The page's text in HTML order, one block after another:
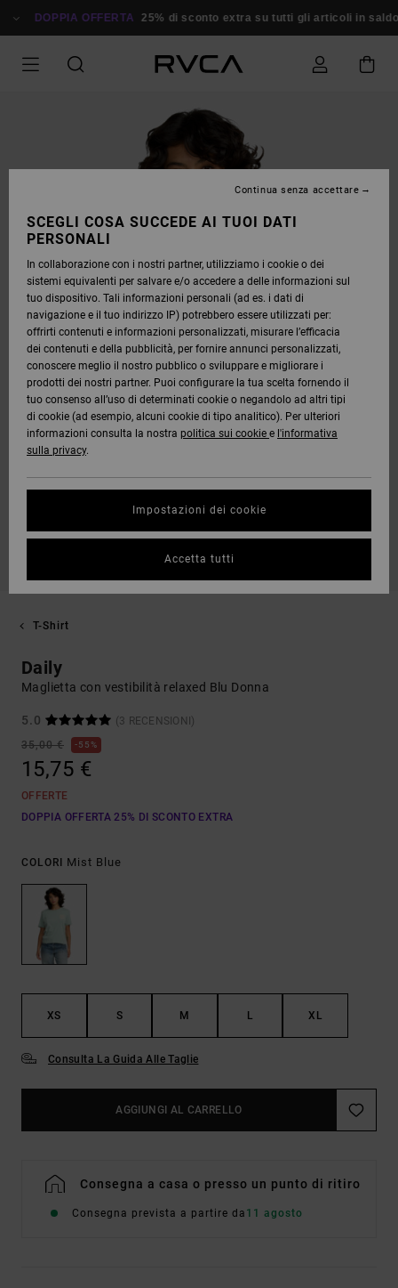
ALLEDOPPIA OFFERTA 25% di sconto extra su tutti gli articoli in saldo
T-Shirt
Daily
Maglietta con vestibilità relaxed Blu Donna
5.0
(3 RECENSIONI)
35,00 €
55%
15,75 €
OFFERTE
DOPPIA OFFERTA 25% DI SCONTO EXTRA
COLORI Mist Blue
XS S M L XL
Consulta La Guida Alle Taglie
AGGIUNGI AL CARRELLO
Consegna a casa o presso un punto di ritiro
Consegna prevista a partire da 11 agosto
SCEGLI COSA SUCCEDE AI TUOI DATI
PERSONALI
In collaborazione con i nostri partner, utilizziamo i cookie o dei
sistemi equivalenti per salvare e/o accedere a delle informazioni sul
tuo dispositivo. Tali informazioni personali (ad es. i dati di
navigazione e il tuo indirizzo IP) potrebbero essere utilizzati per:
offrirti contenuti e informazioni personalizzati, misurare l’efficacia
dei contenuti e della pubblicità, per fornire annunci personalizzati,
conoscere meglio il nostro pubblico o sviluppare e migliorare i
prodotti dei nostri partner. Puoi configurare la tua scelta fornendo il
tuo consenso all’uso di determinati cookie o negandolo ad altri tipi
di cookie (ad esempio, alcuni cookie di tipo analitico). Per ulteriori
informazioni consulta la nostra politica sui cookie e l'informativa
sulla privacy.
Impostazioni dei cookie
Continua senza accettare
Accetta tutti